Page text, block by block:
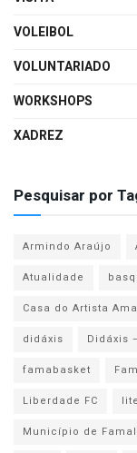
VOLEIBOL
VOLUNTARIADO
WORKSHOPS
XADREZ
Pesquisar por
Armindo Araújo
Atualidade
Casa do Artista
didáxis
Didáxis
famabasket
Liberdade FC
Município de